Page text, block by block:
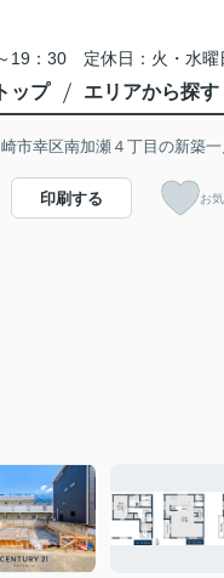
19：30 定休日：火・水
トップ エリアから探す
崎市幸区南加瀬４丁目の新築
印刷する お